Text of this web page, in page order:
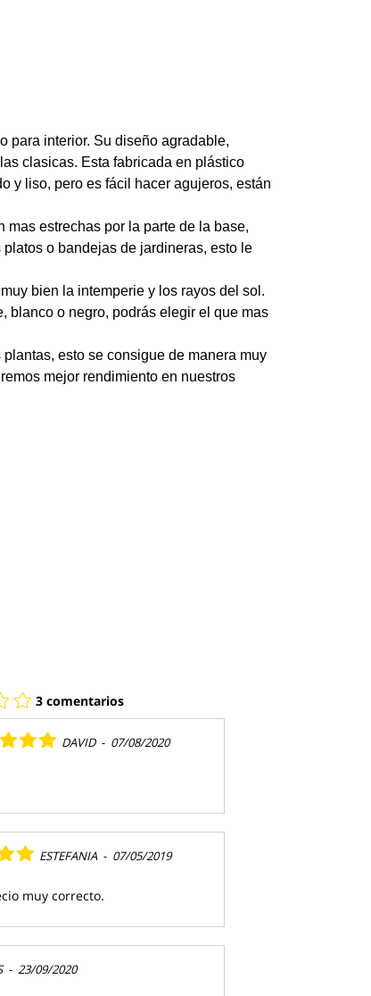
para interior. Su diseño agradable,
clasicas. Esta fabricada en plástico
y liso, pero es fácil hacer agujeros, están
estrechas por la parte de la base,
o bandejas de jardineras, esto le
bien la intemperie y los rayos del sol.
blanco o negro, podrás elegir el que mas
esto se consigue de manera muy
mejor rendimiento en nuestros
3 comentarios
DAVID - 07/08/2020
ESTEFANIA - 07/05/2019
muy correcto.
- 23/09/2020